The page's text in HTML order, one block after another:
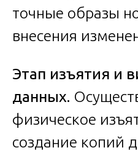
точные образы
внесения
Этап изъятия и
данных.
физическое
создание копий